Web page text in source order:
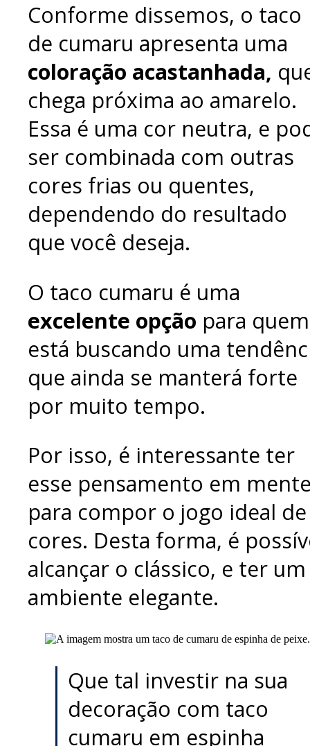
Conforme dissemos, o taco
de cumaru apresenta uma
coloração acastanhada,
chega próxima ao amarelo.
Essa é uma cor neutra, e
ser combinada com outras
cores frias ou quentes,
dependendo do resultado
que você deseja.
O taco cumaru é uma
excelente opção para quem
está buscando uma
que ainda se manterá forte
por muito tempo.
Por isso, é interessante ter
esse pensamento em
para compor o jogo ideal de
cores. Desta forma, é
alcançar o clássico, e ter um
ambiente elegante.
Que tal investir na sua
decoração com taco
cumaru em espinha